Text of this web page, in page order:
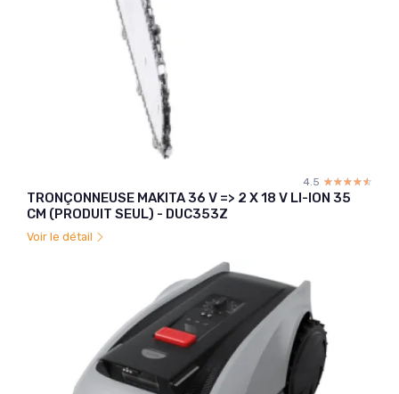
4.5 ☆☆☆☆☆
★★★★★
TRONÇONNEUSE MAKITA 36 V => 2 X 18 V LI-ION 35
CM (PRODUIT SEUL) - DUC353Z
Voir le détail